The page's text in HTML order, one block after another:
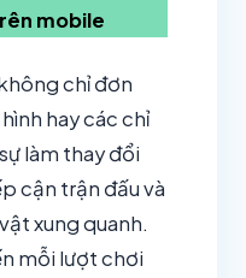
mobile
chỉ đơn
hay các chỉ
làm thay đổi
cận trận đấu và
xung quanh.
mỗi lượt chơi